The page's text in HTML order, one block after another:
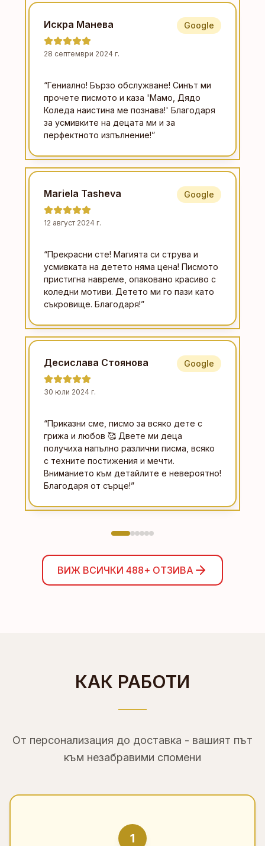
Искра Манева
28 септември 2024 г.
Google
“Гениално! Бързо обслужване! Синът ми
прочете писмото и каза 'Мамо, Дядо
Коледа наистина ме познава!' Благодаря
за усмивките на децата ми и за
перфектното изпълнение!”
Mariela Tasheva
12 август 2024 г.
Google
“Прекрасни сте! Магията си струва и
усмивката на детето няма цена! Писмото
пристигна навреме, опаковано красиво с
коледни мотиви. Детето ми го пази като
съкровище. Благодаря!”
Десислава Стоянова
30 юли 2024 г.
Google
“Приказни сме, писмо за всяко дете с
грижа и любов 🥰 Двете ми деца
получиха напълно различни писма, всяко
с техните постижения и мечти.
Вниманието към детайлите е невероятно!
Благодаря от сърце!”
ВИЖ ВСИЧКИ 488+ ОТЗИВА
КАК РАБОТИ
От персонализация до доставка - вашият път
към незабравими спомени
1